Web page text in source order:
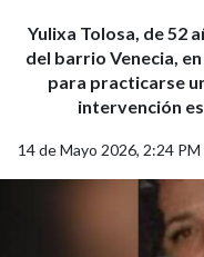
Yulixa Tolosa, de 52
del barrio Venecia,
para practicarse
intervención
14 de Mayo 2026, 2:24 PM